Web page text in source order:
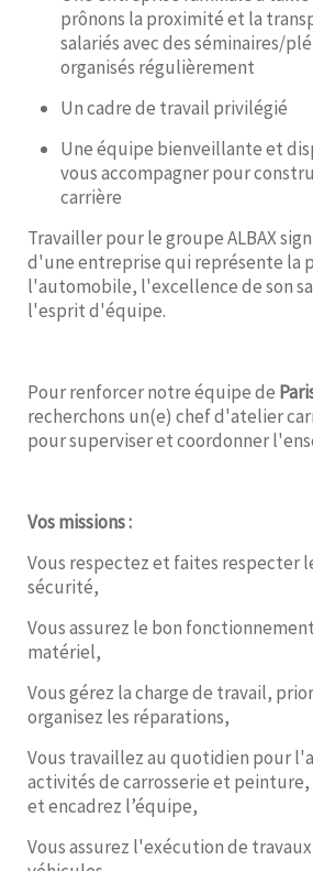
prônons la proximité et la
salariés avec des séminaires/
organisés régulièrement
Un cadre de travail privilégié
Une équipe bienveillante et
vous accompagner pour
carrière
Travailler pour le groupe ALBAX
d'une entreprise qui représente la
l'automobile, l'excellence de son
l'esprit d'équipe.
Pour renforcer notre équipe de
recherchons un(e) chef d'atelier
pour superviser et coordonner
Vos missions :
Vous respectez et faites respecter
sécurité,
Vous assurez le bon
matériel,
Vous gérez la charge de travail,
organisez les réparations,
Vous travaillez au quotidien pour
activités de carrosserie et peinture,
et encadrez l’équipe,
Vous assurez l'exécution de